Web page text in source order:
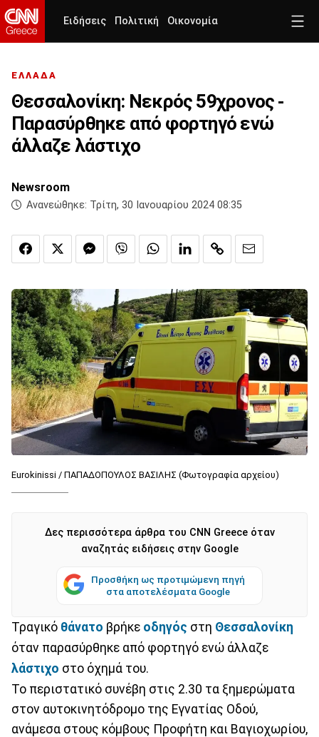
Ειδήσεις Πολιτική Οικονομία
ΕΛΛΑΔΑ
Θεσσαλονίκη: Νεκρός 59χρονος -
Παρασύρθηκε από φορτηγό ενώ
άλλαζε λάστιχο
Newsroom
Ανανεώθηκε: Τρίτη, 30 Ιανουαρίου 2024 08:35
Eurokinissi / ΠΑΠΑΔΟΠΟΥΛΟΣ ΒΑΣΙΛΗΣ (Φωτογραφία αρχείου)
Δες περισσότερα άρθρα του CNN Greece όταν
αναζητάς ειδήσεις στην Google
Προσθήκη ως προτιμώμενη πηγή
στα αποτελέσματα Google
Τραγικό θάνατο βρήκε οδηγός στη Θεσσαλονίκη
όταν παρασύρθηκε από φορτηγό ενώ άλλαζε
λάστιχο στο όχημά του.
Το περιστατικό συνέβη στις 2.30 τα ξημερώματα
στον αυτοκινητόδρομο της Εγνατίας Οδού,
ανάμεσα στους κόμβους Προφήτη και Βαγιοχωρίου,